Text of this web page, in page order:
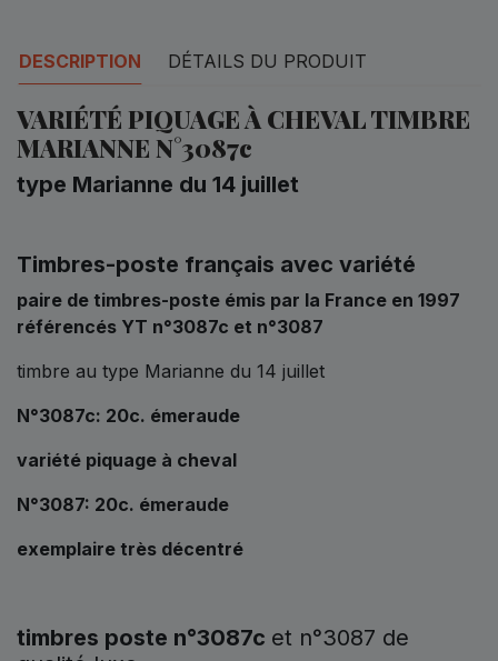
DESCRIPTION DÉTAILS DU PRODUIT
VARIÉTÉ PIQUAGE À CHEVAL TIMBRE
MARIANNE N°3087c
type Marianne du 14 juillet
Timbres-poste français avec variété
paire de timbres-poste émis par la France en 1997
référencés YT n°3087c et n°3087
timbre au type Marianne du 14 juillet
N°3087c: 20c. émeraude
variété piquage à cheval
N°3087: 20c. émeraude
exemplaire très décentré
timbres poste n°3087c et n°3087 de